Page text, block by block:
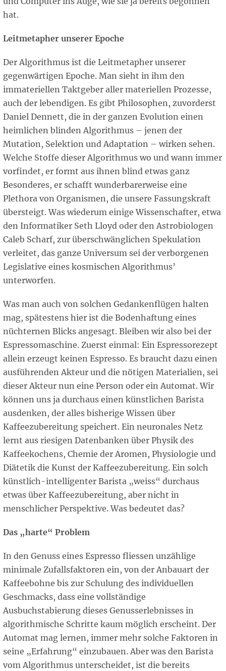
hat.
Leitmetapher unserer Epoche
Der Algorithmus ist die Leitmetapher unserer
gegenwärtigen Epoche. Man sieht in ihm den
immateriellen Taktgeber aller materiellen Prozesse,
auch der lebendigen. Es gibt Philosophen, zuvorderst
Daniel Dennett, die in der ganzen Evolution einen
heimlichen blinden Algorithmus – jenen der
Mutation, Selektion und Adaptation – wirken sehen.
Welche Stoffe dieser Algorithmus wo und wann immer
vorfindet, er formt aus ihnen blind etwas ganz
Besonderes, er schafft wunderbarerweise eine
Plethora von Organismen, die unsere Fassungskraft
übersteigt. Was wiederum einige Wissenschafter, etwa
den Informatiker Seth Lloyd oder den Astrobiologen
Caleb Scharf, zur überschwänglichen Spekulation
verleitet, das ganze Universum sei der verborgenen
Legislative eines kosmischen Algorithmus’
unterworfen.
Was man auch von solchen Gedankenflügen halten
mag, spätestens hier ist die Bodenhaftung eines
nüchternen Blicks angesagt. Bleiben wir also bei der
Espressomaschine. Zuerst einmal: Ein Espressorezept
allein erzeugt keinen Espresso. Es braucht dazu einen
ausführenden Akteur und die nötigen Materialien, sei
dieser Akteur nun eine Person oder ein Automat. Wir
können uns ja durchaus einen künstlichen Barista
ausdenken, der alles bisherige Wissen über
Kaffeezubereitung speichert. Ein neuronales Netz
lernt aus riesigen Datenbanken über Physik des
Kaffeekochens, Chemie der Aromen, Physiologie und
Diätetik die Kunst der Kaffeezubereitung. Ein solch
künstlich-intelligenter Barista „weiss“ durchaus
etwas über Kaffeezubereitung, aber nicht in
menschlicher Perspektive. Was bedeutet das?
Das „harte“ Problem
In den Genuss eines Espresso fliessen unzählige
minimale Zufallsfaktoren ein, von der Anbauart der
Kaffeebohne bis zur Schulung des individuellen
Geschmacks, dass eine vollständige
Ausbuchstabierung dieses Genusserlebnisses in
algorithmische Schritte kaum möglich erscheint. Der
Automat mag lernen, immer mehr solche Faktoren in
seine „Erfahrung“ einzubauen. Aber was den Barista
vom Algorithmus unterscheidet, ist die bereits